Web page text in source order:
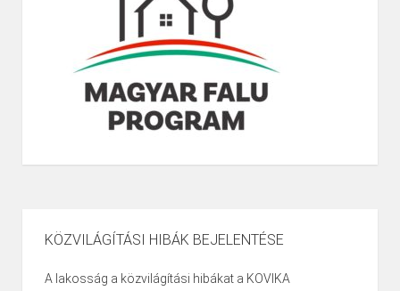
KÖZVILÁGÍTÁSI HIBÁK BEJELENTÉSE
A lakosság a közvilágítási hibákat a KOVIKA